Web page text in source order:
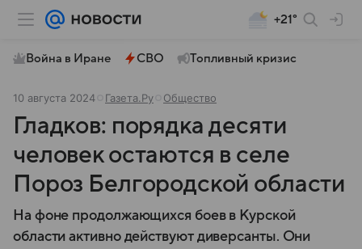
+21°
Война в Иране СВО Топливный кризис
10 августа 2024 Газета.Ру Общество
Гладков: порядка десяти
человек остаются в селе
Пороз Белгородской области
На фоне продолжающихся боев в Курской
области активно действуют диверсанты. Они